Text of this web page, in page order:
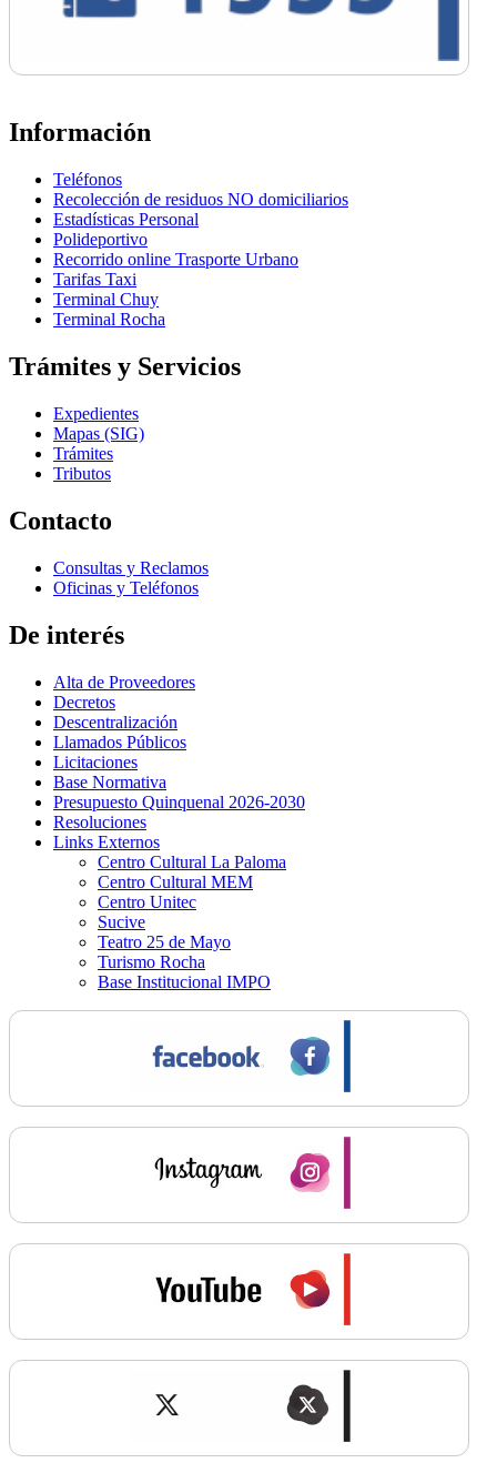
Información
Teléfonos
Recolección de residuos NO domiciliarios
Estadísticas Personal
Polideportivo
Recorrido online Trasporte Urbano
Tarifas Taxi
Terminal Chuy
Terminal Rocha
Trámites y Servicios
Expedientes
Mapas (SIG)
Trámites
Tributos
Contacto
Consultas y Reclamos
Oficinas y Teléfonos
De interés
Alta de Proveedores
Decretos
Descentralización
Llamados Públicos
Licitaciones
Base Normativa
Presupuesto Quinquenal 2026-2030
Resoluciones
Links Externos
Centro Cultural La Paloma
Centro Cultural MEM
Centro Unitec
Sucive
Teatro 25 de Mayo
Turismo Rocha
Base Institucional IMPO